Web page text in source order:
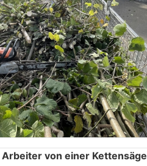
von einer Kettensäge